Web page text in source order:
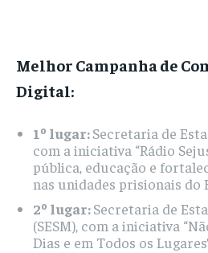
Melhor Campanha de
Digital:
1º lugar:Secretaria de
com a iniciativa “Rádio
pública, educação e
nas unidades prisionais do
2º lugar:Secretaria de
(SESM), com a iniciativa
Dias e em Todos os